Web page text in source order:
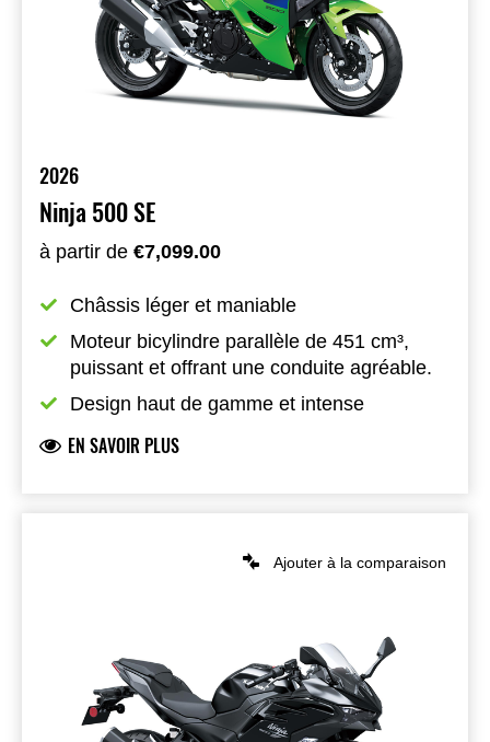
2026
Ninja 500 SE
à partir de €7,099.00
Châssis léger et maniable
Moteur bicylindre parallèle de 451 cm³,
puissant et offrant une conduite agréable.
Design haut de gamme et intense
EN SAVOIR PLUS
Ajouter à la comparaison